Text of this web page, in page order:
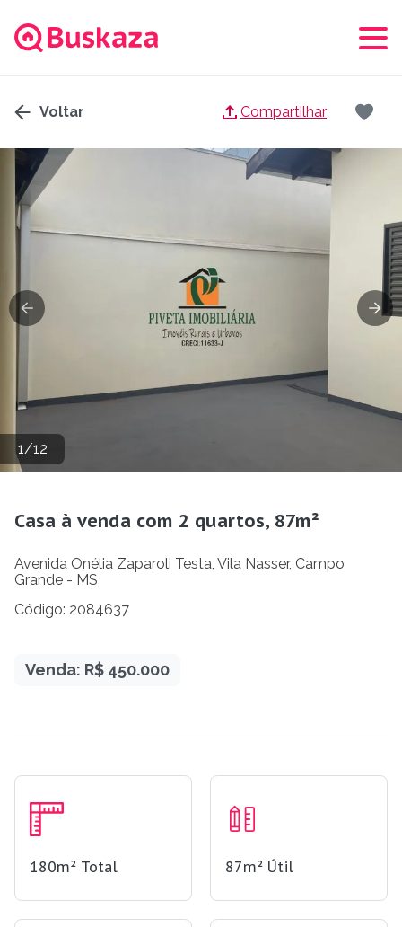
Voltar Compartilhar
1/12
Casa à venda com 2 quartos, 87m²
Avenida Onélia Zaparoli Testa, Vila Nasser, Campo
Grande - MS
Código: 2084637
Venda: R$ 450.000
180m² Total 87m² Útil